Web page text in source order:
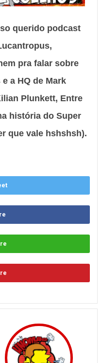
querido podcast
,
pra falar sobre
a HQ de Mark
Plunkett, Entre
história do Super
que vale hshshsh).